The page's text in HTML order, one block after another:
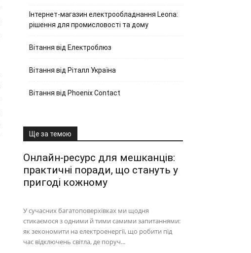
Інтернет-магазин електрообладнання Leona:
рішення для промисловості та дому
Вітання від Електроблюз
Вітання від Ріталл Україна
Вітання від Phoenix Contact
Ще за темою
Онлайн-ресурс для мешканців:
практичні поради, що стануть у
пригоді кожному
У сучасних багатоповерхівках ми щодня
стикаємося з одними й тими самими запитаннями:
як зекономити на електроенергії, що робити під
час відключень світла, де поруч...